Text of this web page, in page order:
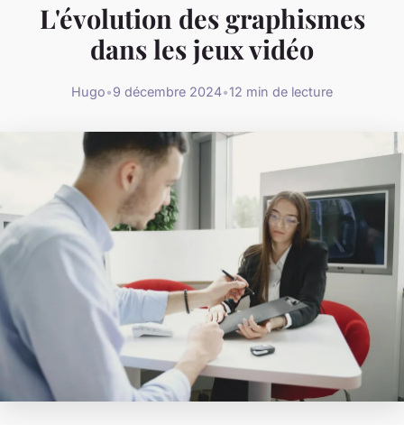
L'évolution des graphismes
dans les jeux vidéo
Hugo•9 décembre 2024•12 min de lecture